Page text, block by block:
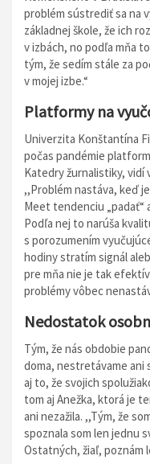
problém sústrediť sa na
základnej škole, že ich
v izbách, no podľa mňa
tým, že sedím stále za
v mojej izbe.“
Platformy na
Univerzita Konštantína
počas pandémie
Katedry žurnalistiky,
,,Problém nastáva, keď
Meet tendenciu „padať“
Podľa nej to narúša
s porozumením
hodiny stratím signál
pre mňa nie je tak
problémy vôbec
Nedostatok
Tým, že nás obdobie
doma, nestretávame ani
aj to, že svojich
tom aj Anežka, ktorá je
ani nezažila. ,,Tým, že
spoznala som len jednu
Ostatných, žiaľ, poznám